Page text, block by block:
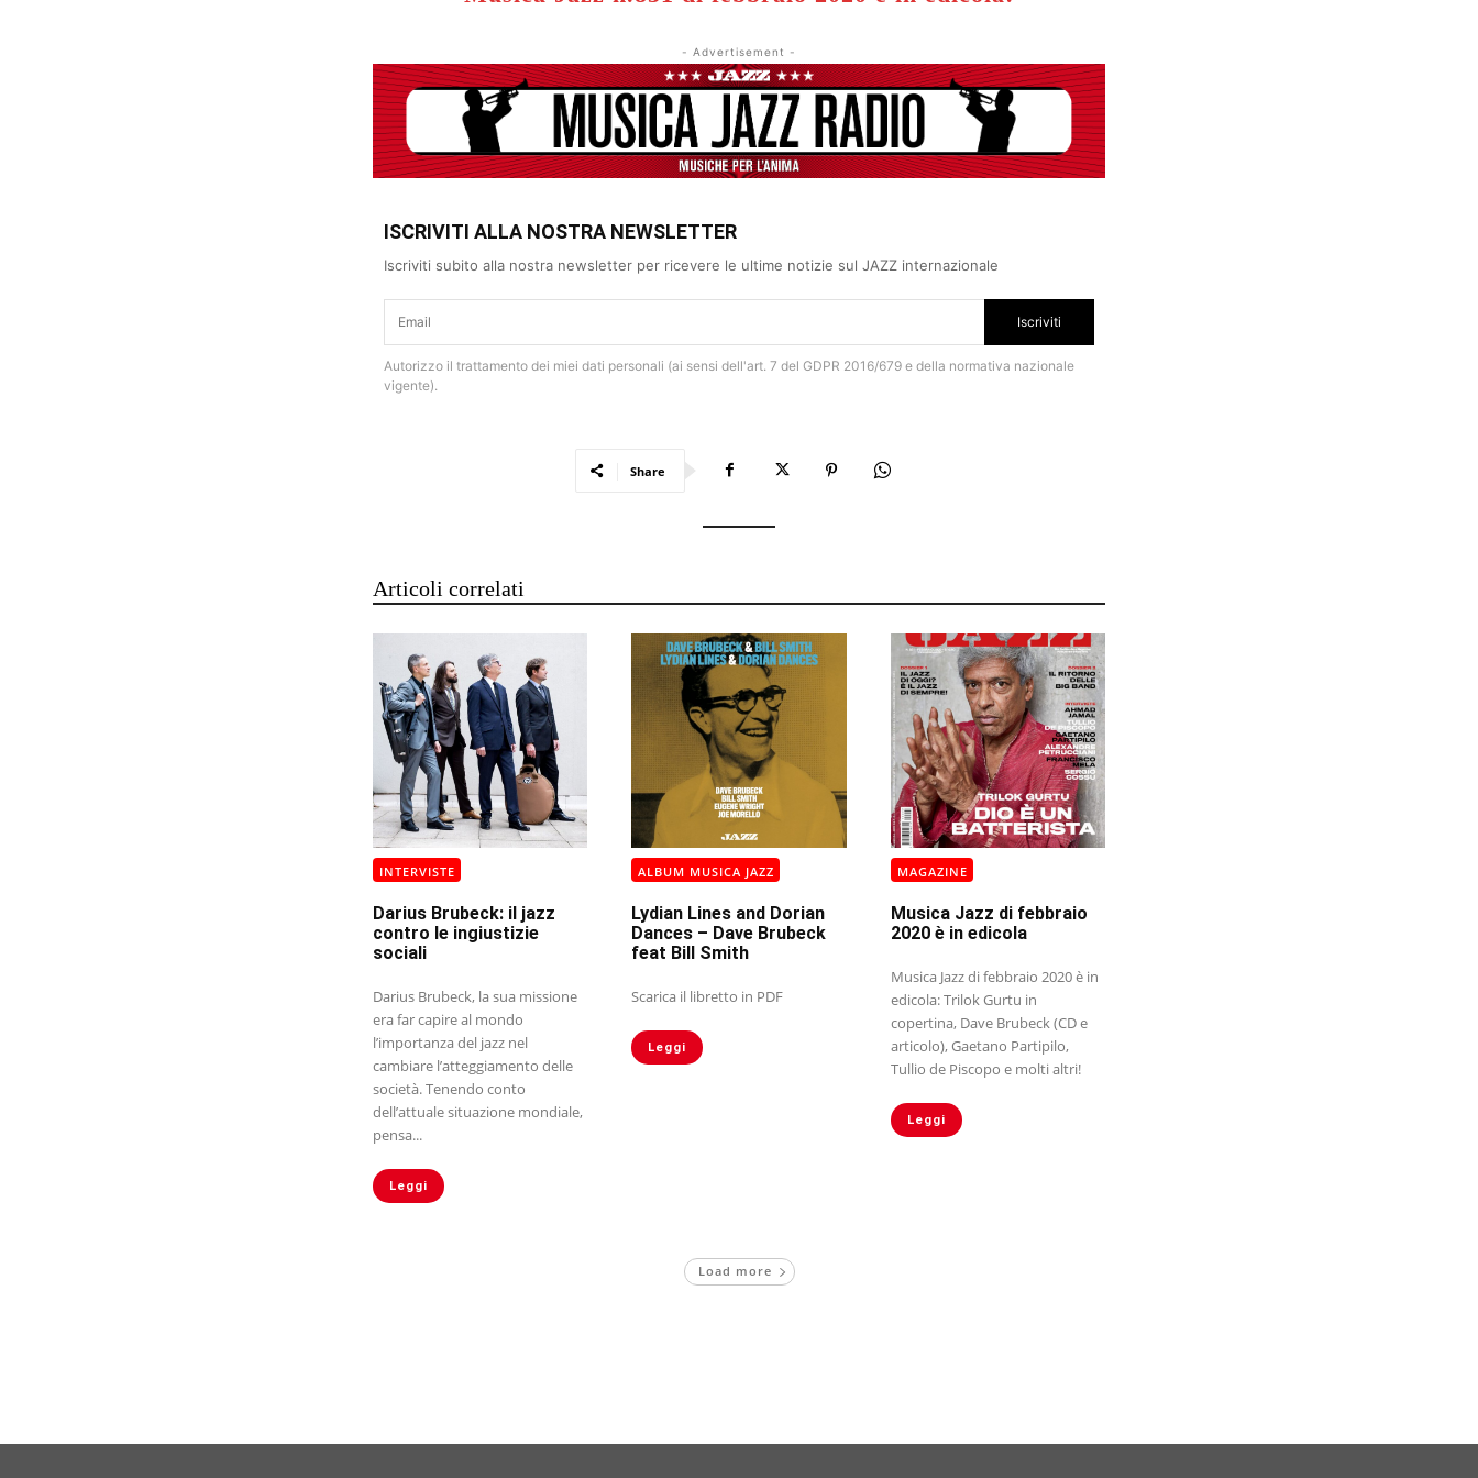
- Advertisement -
ISCRIVITI ALLA NOSTRA NEWSLETTER
Iscriviti subito alla nostra newsletter per ricevere le ultime notizie sul JAZZ internazionale
Iscriviti
Autorizzo il trattamento dei miei dati personali (ai sensi dell'art. 7 del GDPR 2016/679 e della normativa nazionale
vigente).
Share
Articoli correlati
INTERVISTE
Darius Brubeck: il jazz
contro le ingiustizie
sociali
Darius Brubeck, la sua missione
era far capire al mondo
l’importanza del jazz nel
cambiare l’atteggiamento delle
società. Tenendo conto
dell’attuale situazione mondiale,
pensa...
Leggi
ALBUM MUSICA JAZZ
Lydian Lines and Dorian
Dances – Dave Brubeck
feat Bill Smith
Scarica il libretto in PDF
Leggi
MAGAZINE
Musica Jazz di febbraio
2020 è in edicola
Musica Jazz di febbraio 2020 è in
edicola: Trilok Gurtu in
copertina, Dave Brubeck (CD e
articolo), Gaetano Partipilo,
Tullio de Piscopo e molti altri!
Leggi
Load more